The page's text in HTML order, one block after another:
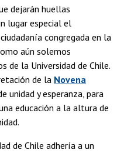
dejarán huellas
lugar especial el
congregada en la
aún solemos
de la Universidad de Chile.
de la Novena
unidad y esperanza, para
educación a la altura de
de Chile adhería a un